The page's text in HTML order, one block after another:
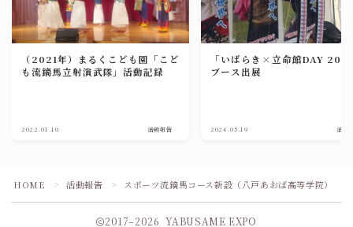
（2021年）まるくこども園「こど
も流鏑馬立射演武隊」活動記録
2022.01.10 活動報告
「いばらき×立命館DAY
ブース出展
2024.05.19 活動
HOME ＞ 活動報告 ＞ スポーツ流鏑馬コース新設（八戸あおば高等学院）
2017–2026 YABUSAME EXPO